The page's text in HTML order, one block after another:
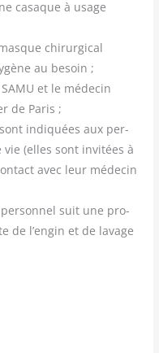
casaque à usage
chi­rur­gi­cal
au besoin ;
et le méde­cin
de Paris ;
indi­quées aux per­
(elles sont invi­tées à
avec leur méde­cin
per­son­nel suit une pro­
de l’engin et de lavage